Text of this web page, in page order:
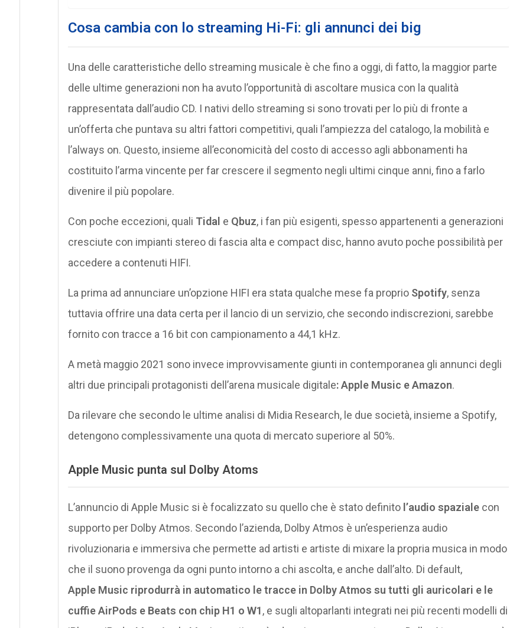
Cosa cambia con lo streaming Hi-Fi: gli annunci dei big
Una delle caratteristiche dello streaming musicale è che fino a oggi, di fatto, la maggior parte
delle ultime generazioni non ha avuto l’opportunità di ascoltare musica con la qualità
rappresentata dall’audio CD. I nativi dello streaming si sono trovati per lo più di fronte a
un’offerta che puntava su altri fattori competitivi, quali l’ampiezza del catalogo, la mobilità e
l’always on. Questo, insieme all’economicità del costo di accesso agli abbonamenti ha
costituito l’arma vincente per far crescere il segmento negli ultimi cinque anni, fino a farlo
divenire il più popolare.
Con poche eccezioni, quali Tidal e Qbuz, i fan più esigenti, spesso appartenenti a generazioni
cresciute con impianti stereo di fascia alta e compact disc, hanno avuto poche possibilità per
accedere a contenuti HIFI.
La prima ad annunciare un’opzione HIFI era stata qualche mese fa proprio Spotify, senza
tuttavia offrire una data certa per il lancio di un servizio, che secondo indiscrezioni, sarebbe
fornito con tracce a 16 bit con campionamento a 44,1 kHz.
A metà maggio 2021 sono invece improvvisamente giunti in contemporanea gli annunci degli
altri due principali protagonisti dell’arena musicale digitale: Apple Music e Amazon.
Da rilevare che secondo le ultime analisi di Midia Research, le due società, insieme a Spotify,
detengono complessivamente una quota di mercato superiore al 50%.
Apple Music punta sul Dolby Atoms
L’annuncio di Apple Music si è focalizzato su quello che è stato definito l’audio spazialecon
supporto per Dolby Atmos. Secondo l’azienda, Dolby Atmos è un’esperienza audio
rivoluzionaria e immersiva che permette ad artisti e artiste di mixare la propria musica in modo
che il suono provenga da ogni punto intorno a chi ascolta, e anche dall’alto. Di default,
Apple Music riprodurrà in automatico le tracce in Dolby Atmos su tutti gli auricolari e le
cuffie AirPods e Beats con chip H1 o W1, e sugli altoparlanti integrati nei più recenti modelli di